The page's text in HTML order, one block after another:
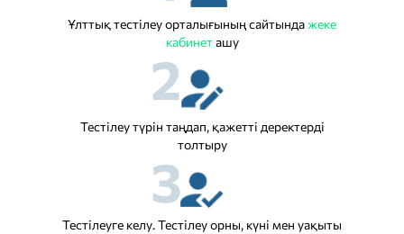
Ұлттық тестілеу орталығының сайтындажеке
кабинеташу
2
Тестілеу түрін таңдап, қажетті деректерді
толтыру
3
Тестілеуге келу. Тестілеу орны, күні мен уақыты